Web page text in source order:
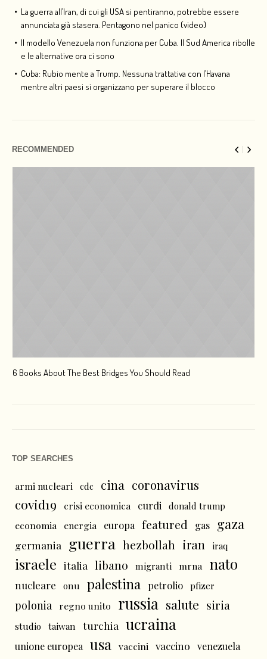
La guerra all’Iran, di cui gli USA si pentiranno, potrebbe essere
annunciata già stasera. Pentagono nel panico (video)
Il modello Venezuela non funziona per Cuba. Il Sud America ribolle
e le alternative ora ci sono
Cuba: Rubio mente a Trump. Nessuna trattativa con l’Havana
mentre altri paesi si organizzano per superare il blocco
RECOMMENDED
6 Books About The Best Bridges You Should Read
TOP SEARCHES
armi nucleari cdc cina coronavirus
covid19 crisi economica curdi donald trump
economia energia europa featured gas gaza
germania guerra hezbollah iran iraq
israele italia libano migranti mrna nato
nucleare onu palestina petrolio pfizer
polonia regno unito russia salute siria
studio taiwan turchia ucraina
unione europea usa vaccini vaccino venezuela